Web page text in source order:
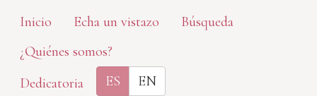
Skip
main
content
Inicio Echa un vistazo
Búsqueda
¿Quiénes somos?
Dedicatoria
ES EN